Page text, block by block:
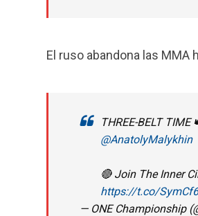
El ruso abandona las
THREE-BELT
@AnatolyMalykhin
🔴 Join The Inner
https://t.co/
— ONE Championship